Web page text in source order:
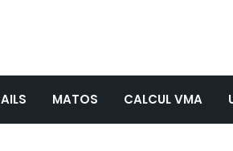
MATOS CALCUL VMA